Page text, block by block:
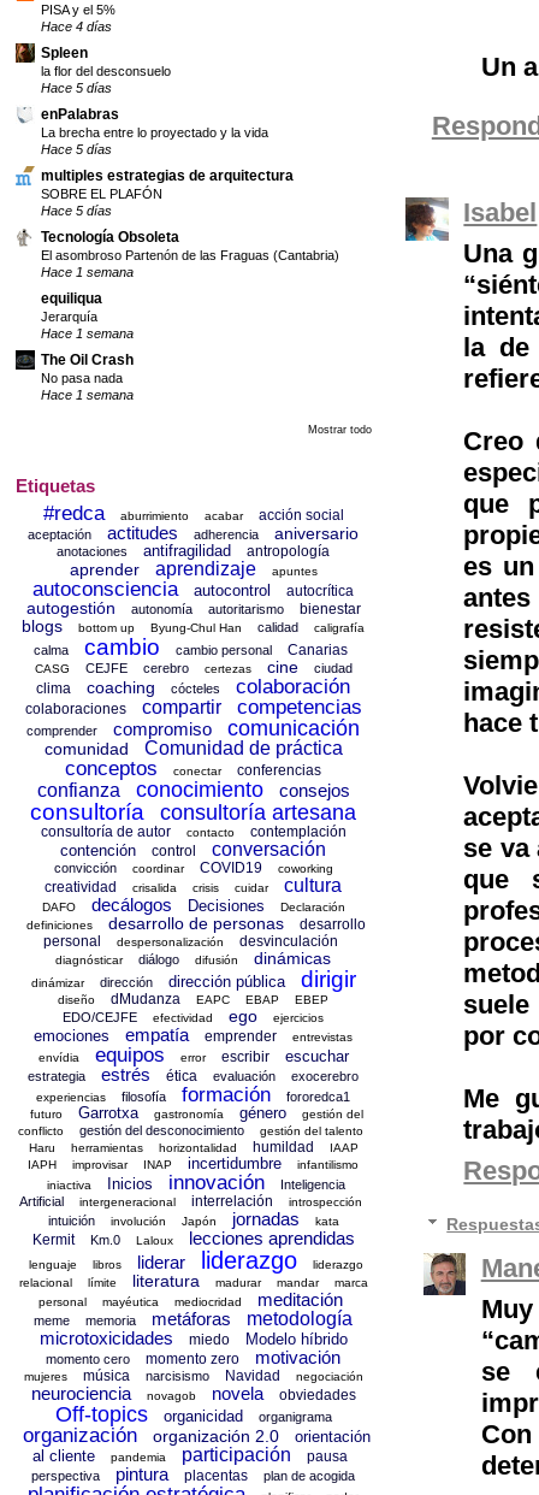
Un
Isabel
Una
la de
Creo
que
es
hace
se va
que
por
Me
se
PISA y el 5%
Hace 4 días
Spleen
la flor del desconsuelo
Hace 5 días
enPalabras
La brecha entre lo proyectado y la vida
Hace 5 días
multiples estrategias de arquitectura
SOBRE EL PLAFÓN
Hace 5 días
Tecnología Obsoleta
El asombroso Partenón de las Fraguas (Cantabria)
Hace 1 semana
equiliqua
Jerarquía
Hace 1 semana
The Oil Crash
No pasa nada
Hace 1 semana
Mostrar todo
Etiquetas
#redca aburrimiento acabar acción social
aceptación actitudes adherencia aniversario
anotaciones antifragilidad antropología
aprender aprendizaje apuntes
autoconsciencia autocontrol autocrítica
autogestión autonomía autoritarismo bienestar
blogs bottom up Byung-Chul Han calidad caligrafía
calma cambio cambio personal Canarias
CASG CEJFE cerebro certezas cine ciudad
clima coaching cócteles colaboración
colaboraciones compartir competencias
comprender compromiso comunicación
comunidad Comunidad de práctica
conceptos conectar conferencias
confianza conocimiento consejos
consultoría consultoría artesana
consultoría de autor contacto contemplación
contención control conversación
convicción coordinar COVID19 coworking
creatividad crisalida crisis cuidar cultura
DAFO decálogos Decisiones
Declaración
definiciones
desarrollo de personas
desarrollo
personal
despersonalización desvinculación
diagnósticar diálogo difusión dinámicas
dinámizar dirección dirección pública dirigir
diseño dMudanza EAPC EBAP EBEP
EDO/CEJFE efectividad ego ejercicios
emociones empatía emprender
entrevistas
envídia
equipos error escribir escuchar
estrategia estrés ética evaluación exocerebro
experiencias filosofía formación fororedca1
futuro Garrotxa gastronomía género
gestión del
conflicto
gestión del desconocimiento
gestión del talento
Haru
herramientas horizontalidad humildad
IAAP
IAPH
improvisar INAP incertidumbre
infantilismo
iniactiva
Inicios innovación
Inteligencia
Artificial
intergeneracional interrelación introspección
intuición involución Japón jornadas kata
Kermit Km.0 Laloux lecciones aprendidas
lenguaje libros liderar liderazgo
liderazgo
relacional
límite literatura madurar mandar
marca
personal
mayéutica mediocridad meditación
meme memoria metáforas
metodología
microtoxicidades
miedo Modelo híbrido
momento cero momento zero motivación
mujeres música narcisismo Navidad negociación
neurociencia novagob novela obviedades
Off-topics organicidad organigrama
organización organización 2.0
orientación
al cliente
pandemia participación pausa
perspectiva pintura placentas plan de acogida